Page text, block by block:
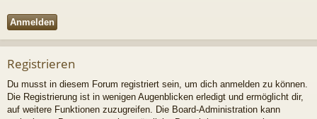
Registrieren
Du musst in diesem Forum registriert sein, um dich anmelden zu können.
Die Registrierung ist in wenigen Augenblicken erledigt und ermöglicht dir,
auf weitere Funktionen zuzugreifen. Die Board-Administration kann